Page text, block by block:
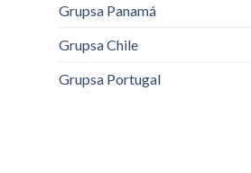
Grupsa Panamá
Grupsa Chile
Grupsa Portugal